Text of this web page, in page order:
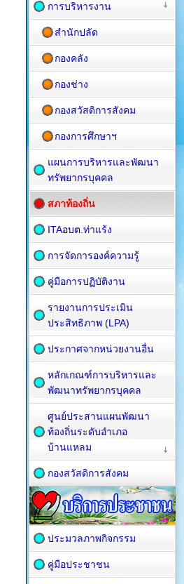
การบริหารงาน
สำนักปลัด
กองคลัง
กองช่าง
กองสวัสดิการสังคม
กองการศึกษาฯ
แผนการบริหารและพัฒนา
ทรัพยากรบุคคล
สภาท้องถิ่น
ITAอบต.ท่าแร้ง
การจัดการองค์ความรู้
คู่มือการปฏิบัติงาน
รายงานการประเมิน
ประสิทธิภาพ (LPA)
ประกาศจากหน่วยงานอื่น
หลักเกณฑ์การบริหารและ
พัฒนาทรัพยากรบุคคล
ศูนย์ประสานแผนพัฒนา
ท้องถิ่นระดับอำเภอ
บ้านแหลม
กองสวัสดิการสังคม
ประมวลภาพกิจกรรม
คู่มือประชาชน